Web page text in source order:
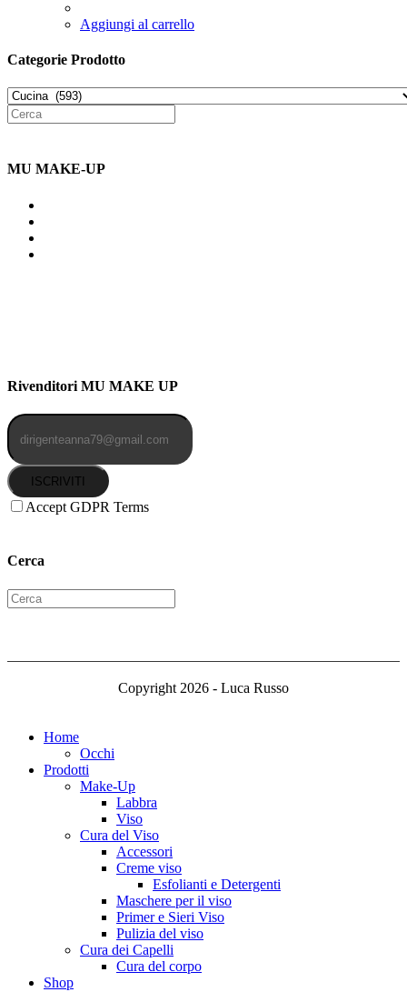
Aggiungi al carrello
Categorie Prodotto
MU MAKE-UP
Rivenditori MU MAKE UP
ISCRIVITI
Accept GDPR Terms
Cerca
Copyright 2026 - Luca Russo
Home
Occhi
Prodotti
Make-Up
Labbra
Viso
Cura del Viso
Accessori
Creme viso
Esfolianti e Detergenti
Maschere per il viso
Primer e Sieri Viso
Pulizia del viso
Cura dei Capelli
Cura del corpo
Shop